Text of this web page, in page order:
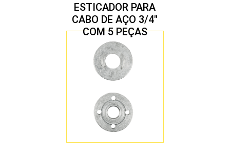
ESTICADOR PARA
CABO DE AÇO 3/4″
COM 5 PEÇAS